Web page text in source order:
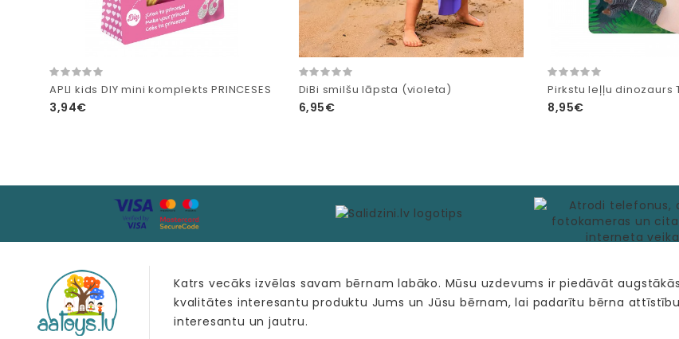
APLI kids DIY mini komplekts PRINCESES
3,94€
DiBi smilšu lāpsta (violeta)
6,95€
Pirkstu leļļu dinozaurs
8,95€
Katrs vecāks izvēlas savam bērnam labāko. Mūsu uzdevums ir piedāvāt augstākās
kvalitātes interesantu produktu Jums un Jūsu bērnam, lai padarītu bērna attīstību
interesantu un jautru.